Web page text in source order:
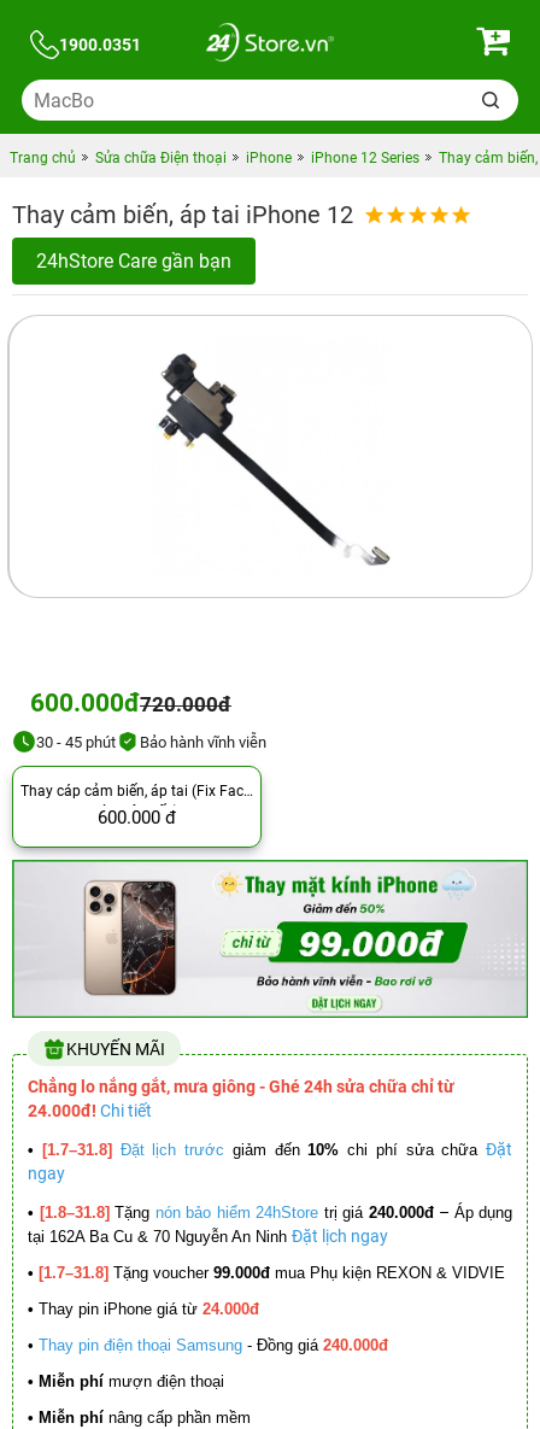
1900.0351
Trang chủ Sửa chữa Điện thoại iPhone iPhone 12 Series Thay cảm
Thay cảm biến, áp tai iPhone 12
24hStore Care gần bạn
600.000đ720.000đ
30 - 45 phút Bảo hành vĩnh viễn
Thay cáp cảm biến, áp tai (Fix Face,
còn dây gốc)
600.000 đ
KHUYẾN MÃI
Chẳng lo nắng gắt, mưa giông - Ghé 24h sửa chữa chỉ từ
24.000đ! Chi tiết
• [1.7–31.8] Đặt lịch trước giảm đến10% chi phí sửa chữa Đặt
ngay
• [1.8–31.8] Tặng nón bảo hiểm 24hStore trị giá 240.000đ – Áp dụng
tại 162A Ba Cu & 70 Nguyễn An Ninh Đặt lịch ngay
• [1.7–31.8] Tặng voucher 99.000đ mua Phụ kiện REXON & VIDVIE
• Thay pin iPhone giá từ 24.000đ
• Thay pin điện thoại Samsung - Đồng giá 240.000đ
• Miễn phí mượn điện thoại
• Miễn phí nâng cấp phần mềm